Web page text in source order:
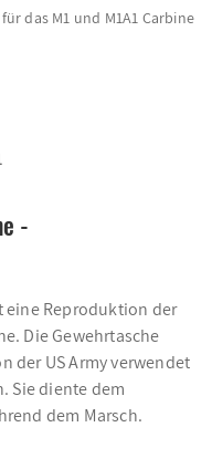
das M1 und M1A1 Carbine
-
eine Reproduktion der
Die Gewehrtasche
der US Army verwendet
Sie diente dem
dem Marsch.